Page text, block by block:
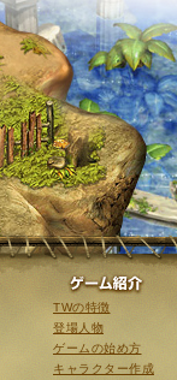
ニュース
TWの特徴
登場人物
ゲームの始め方
キャラクター作成